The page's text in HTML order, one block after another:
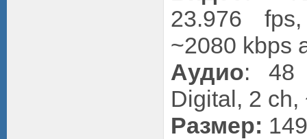
23.976
~2080 kbps
Аудио: 48
Digital, 2
Размер: